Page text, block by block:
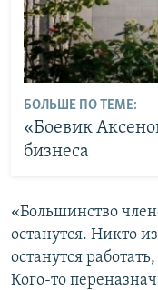
БОЛЬШЕ ПО ТЕМЕ:
«Боевик
бизнеса
«Большинство
останутся. Никто
останутся
Кого-то